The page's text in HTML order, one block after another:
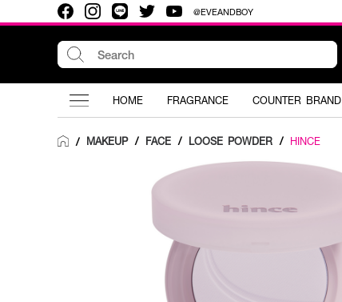
@EVEANDBOY
HOME FRAGRANCE COUNTER BRAND
/ MAKEUP / FACE / LOOSE POWDER / HINCE